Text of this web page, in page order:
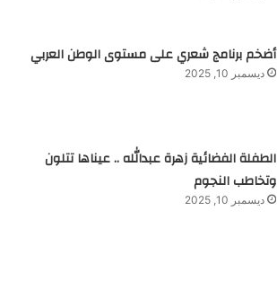
أضخم برنامج شعري على مستوى الوطن العربي
ديسمبر 10, 2025
الطفلة الفضائية زهرة عبدالله .. عيناها تتلون
وتخاطب النجوم
ديسمبر 10, 2025